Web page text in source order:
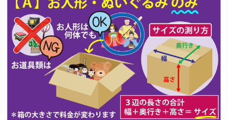
2026/06/19
インターネット検索でホームページを
見つけまし...
第63回人形供養祭 令和5年8月1日(火)
第62回人形供養祭令和5年6月21日(水)
第61回人形供養祭 令和5年5月19日(金)
第60回人形供養祭令和5年3月28日(火)
第59回人形供養祭 令和5年2月10日(金)
第58回人形供養祭令和5年12月21日(水)